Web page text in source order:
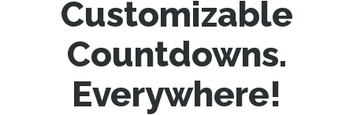
Customizable
Countdowns.
Everywhere!